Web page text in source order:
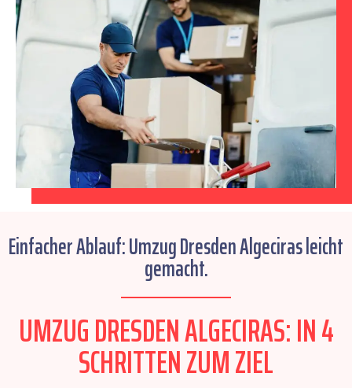
Einfacher Ablauf: Umzug Dresden Algeciras leicht
gemacht.
UMZUG DRESDEN ALGECIRAS: IN 4
SCHRITTEN ZUM ZIEL